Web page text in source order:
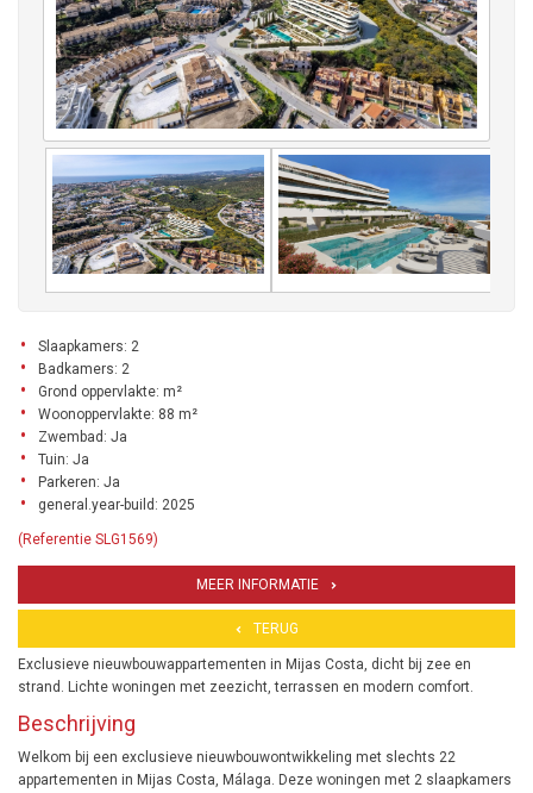
Slaapkamers: 2
Badkamers: 2
Grond oppervlakte: m²
Woonoppervlakte: 88 m²
Zwembad: Ja
Tuin: Ja
Parkeren: Ja
general.year-build: 2025
(Referentie SLG1569)
MEER INFORMATIE
TERUG
Exclusieve nieuwbouwappartementen in Mijas Costa, dicht bij zee en
strand. Lichte woningen met zeezicht, terrassen en modern comfort.
Beschrijving
Welkom bij een exclusieve nieuwbouwontwikkeling met slechts 22
appartementen in Mijas Costa, Málaga. Deze woningen met 2 slaapkamers